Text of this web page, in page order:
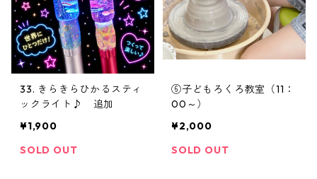
33. きらきらひかるスティ
ックライト♪ 追加
¥1,900
SOLD OUT
⑥子どもろくろ教室（11：
00～）
¥2,000
SOLD OUT